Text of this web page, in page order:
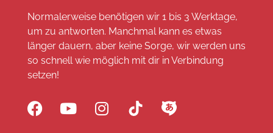
Normalerweise benötigen wir 1 bis 3 Werktage,
um zu antworten. Manchmal kann es etwas
länger dauern, aber keine Sorge, wir werden uns
so schnell wie möglich mit dir in Verbindung
setzen!